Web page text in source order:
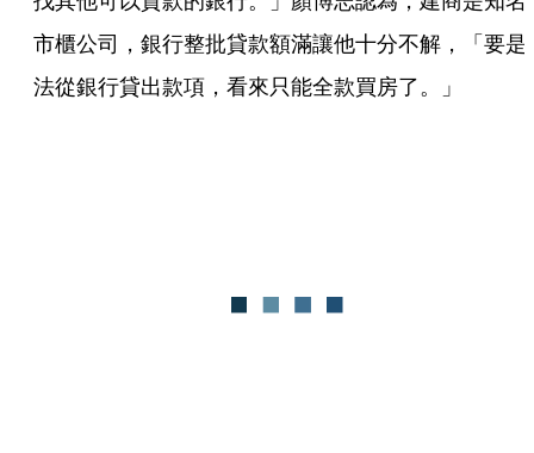
市櫃公司，銀行整批貸款額滿讓他十分不解，「要是
法從銀行貸出款項，看來只能全款買房了。」